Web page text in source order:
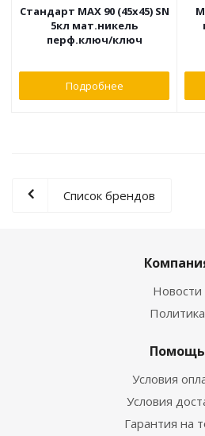
Стандарт MAX 90 (45х45) SN
5кл мат.никель
перф.ключ/ключ
Подробнее
Список брендов
Новости
Политика
Помощь
Условия
Условия
Гарантия на